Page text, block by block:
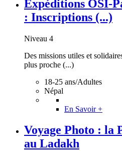
Expéditions OSI-
: Inscriptions (...)
Niveau 4
Des missions utiles et
plus proche (...)
18-25 ans/Adultes
Népal
En Savoir +
Voyage Photo : la
au Ladakh